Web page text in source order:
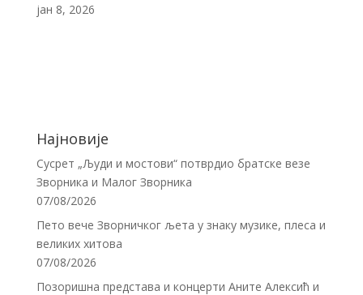
јан 8, 2026
Најновије
Сусрет „Људи и мостови“ потврдио братске везе
Зворника и Малог Зворника
07/08/2026
Пето вече Зворничког љета у знаку музике, плеса и
великих хитова
07/08/2026
Позоришна представа и концерти Аните Алексић и